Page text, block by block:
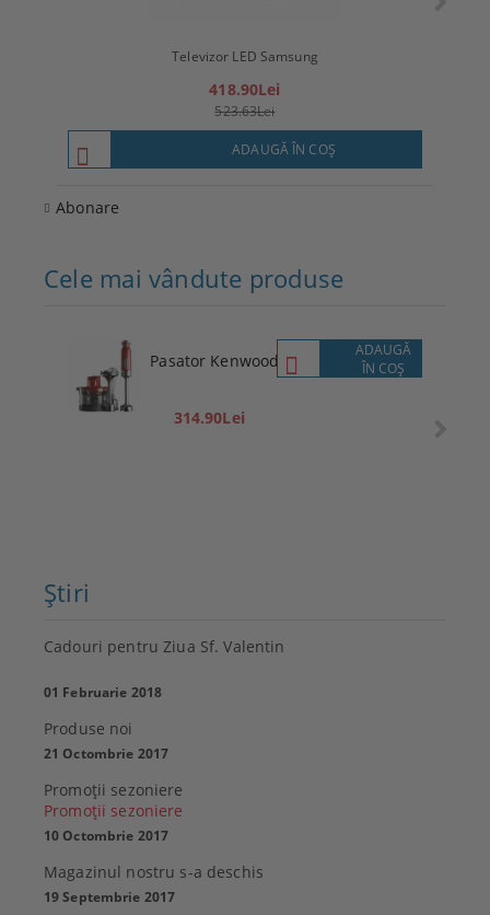
Televizor LED Samsung
418.90Lei
523.63Lei
ADAUGĂ ÎN COŞ
Abonare
Cele mai vândute produse
Pasator Kenwood
314.90Lei
ADAUGĂ
ÎN COŞ
Ştiri
Cadouri pentru Ziua Sf. Valentin
01 Februarie 2018
Produse noi
21 Octombrie 2017
Promoţii sezoniere
Promoţii sezoniere
10 Octombrie 2017
Magazinul nostru s-a deschis
19 Septembrie 2017